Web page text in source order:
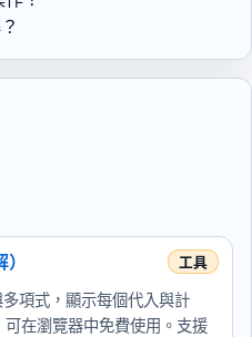
項式，顯示每個代入與計
在瀏覽器中免費使用。支援